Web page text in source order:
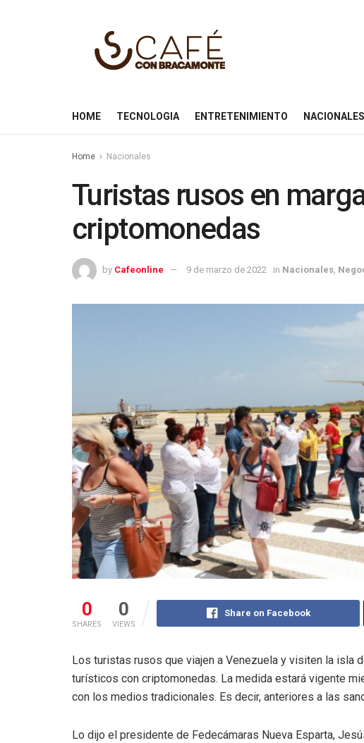
HOME TECNOLOGIA ENTRETENIMIENTO NACIONALES
Home Nacionales
Turistas rusos en
criptomonedas
by Cafeonline 9 de marzo de 2022 in Nacionales
0
SHARES
0
VIEWS
Share on Facebook
Los turistas rusos que viajen a Venezuela y visiten la isla
turísticos con criptomonedas. La medida estará vigente
con los medios tradicionales. Es decir, anteriores a las
Lo dijo el presidente de Fedecámaras Nueva Esparta,